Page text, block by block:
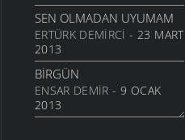
SÜRDÜM ATIMI
3 HAZIRAN 2011
ARKADAŞ
1 HAZIRAN 2011
ŞIIRIM
31 MAYIS 2011
SEN OLMADAN UYUMAM
ERTÜRK DEMIRCI - 23 MART
2013
BIRGÜN
ENSAR DEMIR - 9 OCAK
2013